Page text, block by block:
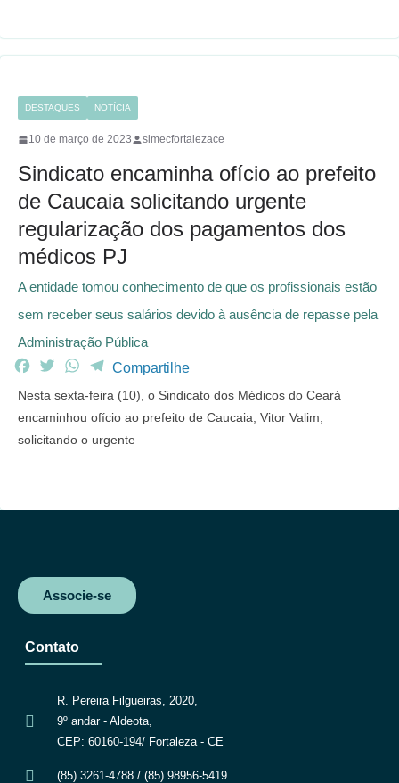
k
p
m
DESTAQUES NOTÍCIA
10 de março de 2023 simecfortalezace
Sindicato encaminha ofício ao prefeito
de Caucaia solicitando urgente
regularização dos pagamentos dos
médicos PJ
A entidade tomou conhecimento de que os profissionais estão
sem receber seus salários devido à ausência de repasse pela
Administração Pública
F
c
e
b
T
i
t
t
W
a
t
s
T
l
e
g
Compartilhe
Nesta sexta-feira (10), o Sindicato dos Médicos do Ceará
encaminhou ofício ao prefeito de Caucaia, Vitor Valim,
solicitando o urgente
Associe-se
Contato
R. Pereira Filgueiras, 2020,
9º andar - Aldeota,
CEP: 60160-194/ Fortaleza - CE
(85) 3261-4788 / (85) 98956-5419